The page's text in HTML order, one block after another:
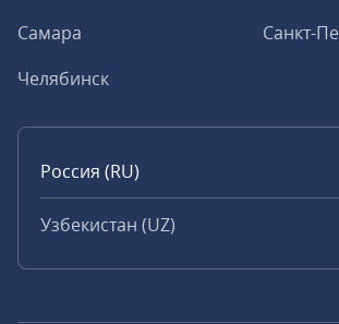
Самара
Санкт-
Челябинск
Россия (RU)
Узбекистан (UZ)